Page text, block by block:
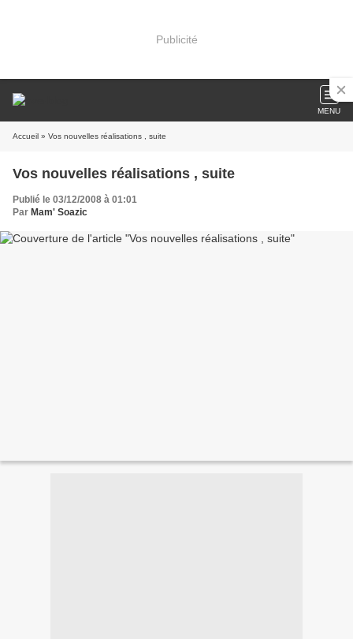
Publicité
MENU
Accueil » Vos nouvelles réalisations , suite
Vos nouvelles réalisations , suite
Publié le 03/12/2008 à 01:01
Par Mam' Soazic